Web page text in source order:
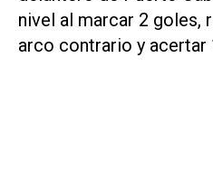
nivel al marcar 2 goles,
arco contrario y